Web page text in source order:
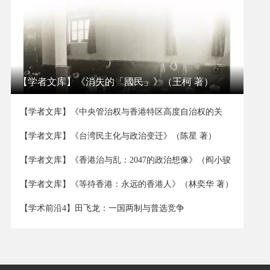
【学者文库】《消失的「國民」》（王柯 著）
【学者文库】《中央管治权与香港特区高度自治权的关
【学者文库】《台湾民主化与政治变迁》（陈星 著）
【学者文库】《香港治与乱：2047的政治想像》（阎小骏
【学者文库】《等待香港：永远的香港人》（林奕华 著）
【学术前沿4】田飞龙：一国两制与普选竞争